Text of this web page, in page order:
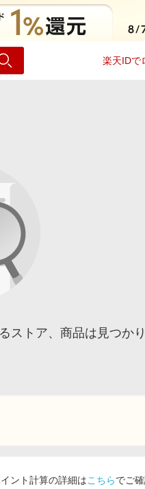
楽天IDで
トア、商品は見つかり
ント計算の詳細はこちらでご